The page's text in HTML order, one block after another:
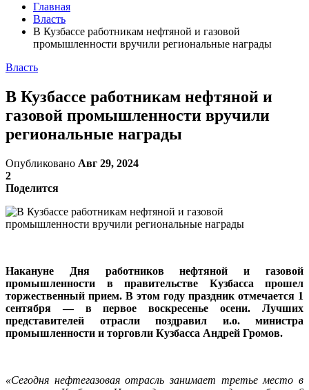
Главная
Власть
В Кузбассе работникам нефтяной и газовой
промышленности вручили региональные награды
Власть
В Кузбассе работникам нефтяной и
газовой промышленности вручили
региональные награды
Опубликовано Авг 29, 2024
2
Поделится
Накануне Дня работников нефтяной и газовой
промышленности в правительстве Кузбасса прошел
торжественный прием. В этом году праздник отмечается 1
сентября — в первое воскресенье осени. Лучших
представителей отрасли поздравил и.о. министра
промышленности и торговли Кузбасса Андрей Громов.
«Сегодня нефтегазовая отрасль занимает третье место в